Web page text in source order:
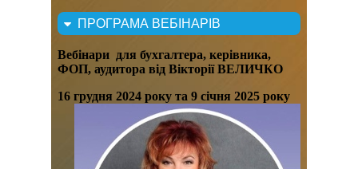
ПРОГРАМА ВЕБІНАРІВ
Вебінари для бухгалтера, керівника,
ФОП, аудитора від Вікторії ВЕЛИЧКО
16 грудня 2024 року та 9 січня 2025 року